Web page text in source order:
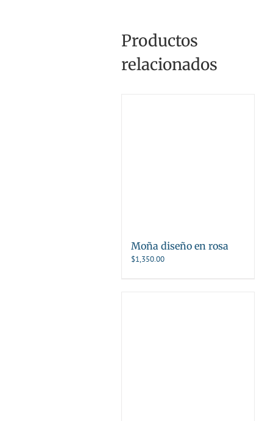
Productos
relacionados
Moña diseño en rosa
$1,350.00